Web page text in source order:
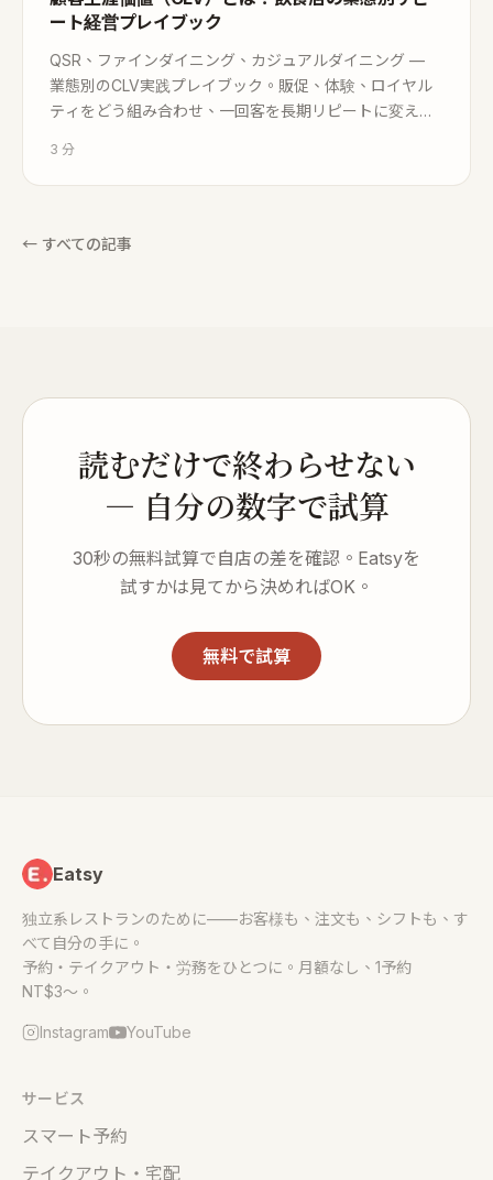
ート経営プレイブック
QSR、ファインダイニング、カジュアルダイニング —
業態別のCLV実践プレイブック。販促、体験、ロイヤル
ティをどう組み合わせ、一回客を長期リピートに変える
3 分
← すべての記事
読むだけで終わらせない
— 自分の数字で試算
30秒の無料試算で自店の差を確認。Eatsyを
試すかは見てから決めればOK。
無料で試算
Eatsy
独立系レストランのために——お客様も、注文も、シフトも、す
べて自分の手に。
予約・テイクアウト・労務をひとつに。月額なし、1予約
NT$3〜。
Instagram YouTube
サービス
スマート予約
テイクアウト・宅配